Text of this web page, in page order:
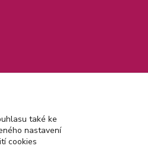
také ke
nastavení
cookies